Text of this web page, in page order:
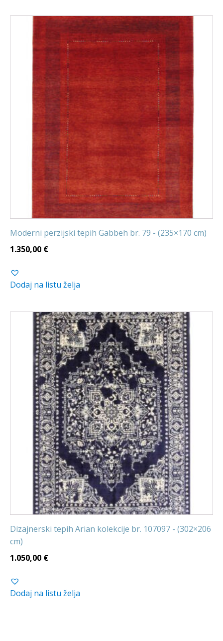
Moderni perzijski tepih Gabbeh br. 79 - (235×170 cm)
1.350,00 €
Dodaj na listu želja
Dizajnerski tepih Arian kolekcije br. 107097 - (302×206
cm)
1.050,00 €
Dodaj na listu želja